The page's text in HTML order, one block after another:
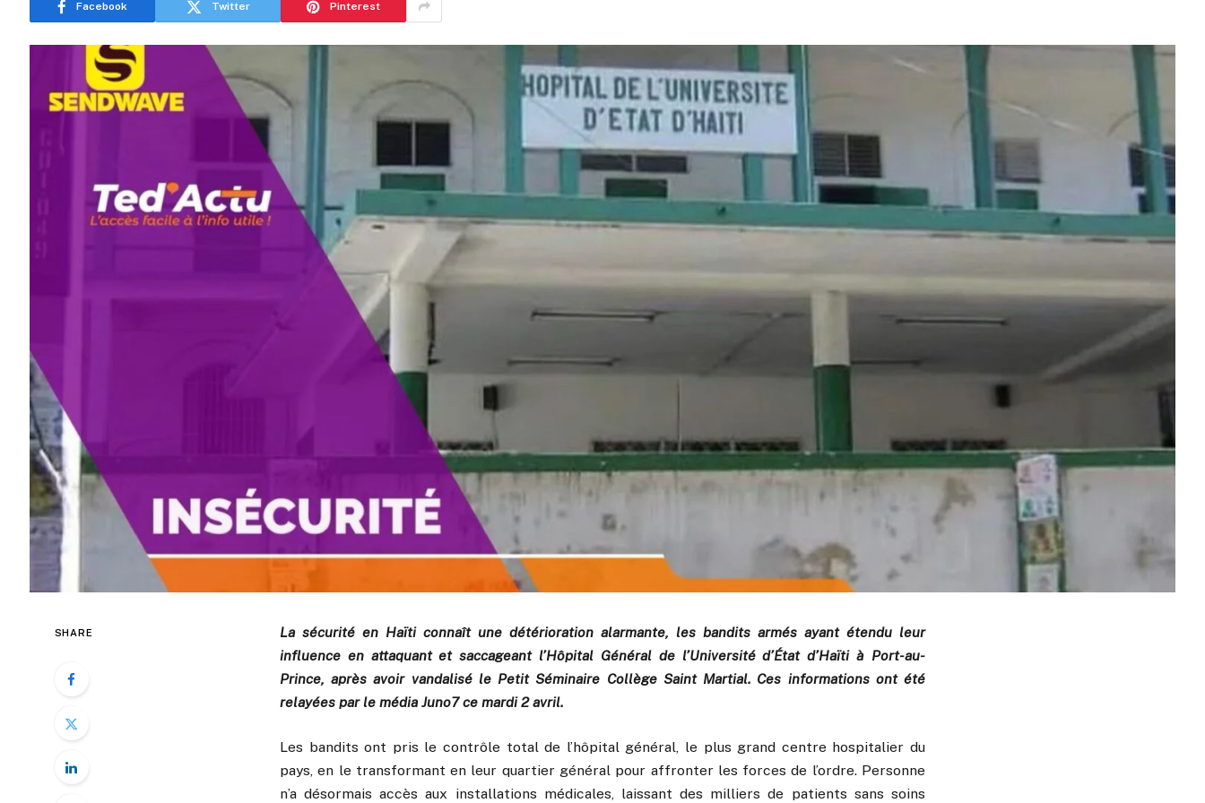
Facebook Twitter Pinterest
SHARE
La sécurité en Haïti connaît une détérioration alarmante, les bandits armés ayant étendu leur
influence en attaquant et saccageant l’Hôpital Général de l’Université d’État d’Haïti à Port-au-
Prince, après avoir vandalisé le Petit Séminaire Collège Saint Martial. Ces informations ont été
relayées par le média Juno7 ce mardi 2 avril.
Les bandits ont pris le contrôle total de l’hôpital général, le plus grand centre hospitalier du
pays, en le transformant en leur quartier général pour affronter les forces de l’ordre. Personne
n’a désormais accès aux installations médicales, laissant des milliers de patients sans soins